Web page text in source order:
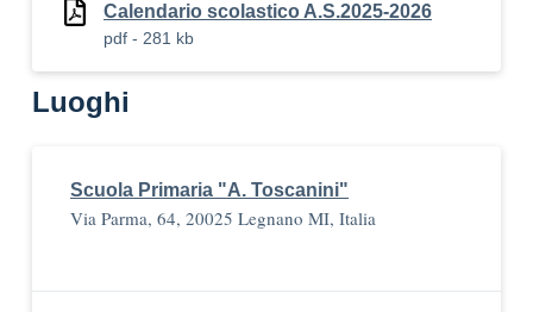
Calendario scolastico A.S.2025-2026
pdf - 281 kb
Luoghi
Scuola Primaria "A. Toscanini"
Via Parma, 64, 20025 Legnano MI, Italia